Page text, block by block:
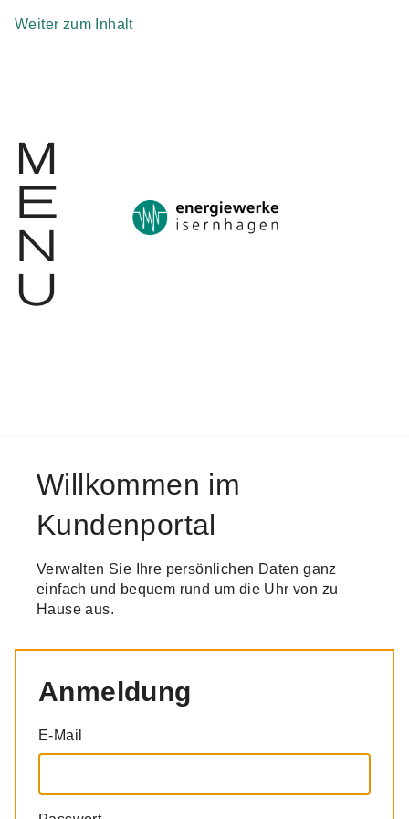
Weiter zum Inhalt
m
e
n
u
Willkommen im
Kundenportal
Verwalten Sie Ihre persönlichen Daten ganz
einfach und bequem rund um die Uhr von zu
Hause aus.
Anmeldung
E-Mail